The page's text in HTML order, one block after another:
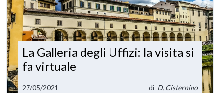
La Galleria degli Uffizi: la visita si
fa virtuale
27/05/2021 di D. Cisternino